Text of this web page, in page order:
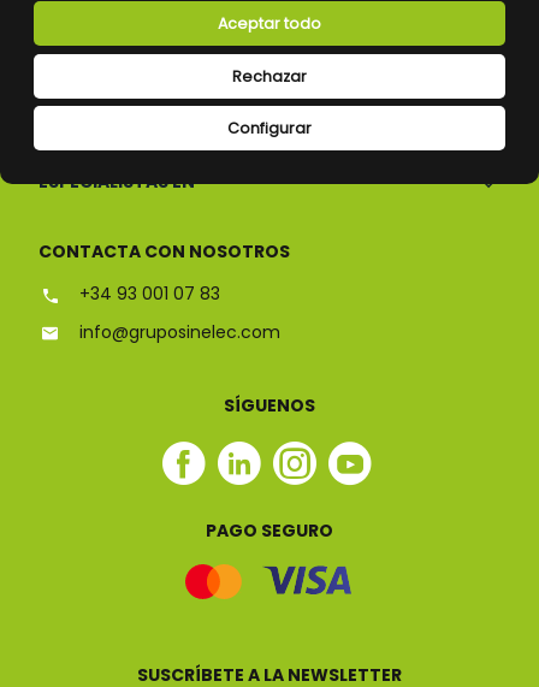
Configurar
Rechazar
Aceptar todo
CONÓCENOS
ESPECIALISTAS EN
CONTACTA CON NOSOTROS
+34 93 001 07 83
info@gruposinelec.com
SÍGUENOS
Facebook
Linkedin
Instagram
Youtube
PAGO SEGURO
SUSCRÍBETE A LA NEWSLETTER